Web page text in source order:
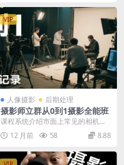
VIP
人像摄影 后期处理
摄影师立群从0到1摄影全能班
课程系统介绍市面上常见的相机类
型，如单反相机、微单相机、卡片
机等，详细分析它们各...
12 月前 58 8.88